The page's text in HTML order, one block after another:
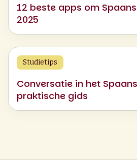
12 beste apps om
2025
Studietips
Conversatie in het
praktische gids